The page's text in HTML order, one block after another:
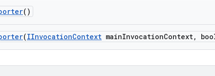
()
(IInvocationContext mainInvocationContext,